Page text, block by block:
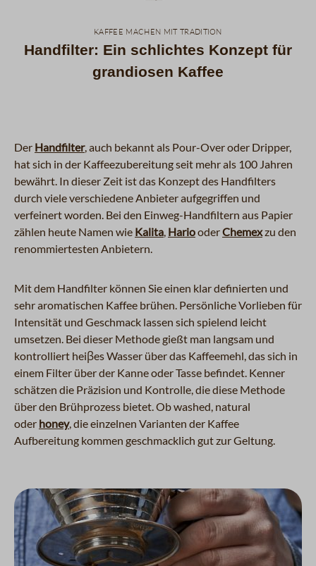
kaffee machen mit tradition
Handfilter: Ein schlichtes Konzept für
grandiosen Kaffee
Der Handfilter, auch bekannt als Pour-Over oder Dripper,
hat sich in der Kaffeezubereitung seit mehr als 100 Jahren
bewährt. In dieser Zeit ist das Konzept des Handfilters
durch viele verschiedene Anbieter aufgegriffen und
verfeinert worden. Bei den Einweg-Handfiltern aus Papier
zählen heute Namen wie Kalita, HariooderChemexzu den
renommiertesten Anbietern.
Mit dem Handfilter können Sie einen klar definierten und
sehr aromatischen Kaffee brühen. Persönliche Vorlieben für
Intensität und Geschmack lassen sich spielend leicht
umsetzen. Bei dieser Methode gießt man langsam und
kontrolliert heiβes Wasser über das Kaffeemehl, das sich in
einem Filter über der Kanne oder Tasse befindet. Kenner
schätzen die Präzision und Kontrolle, die diese Methode
über den Brühprozess bietet. Ob washed, natural
oder honey, die einzelnen Varianten der Kaffee
Aufbereitung kommen geschmacklich gut zur Geltung.